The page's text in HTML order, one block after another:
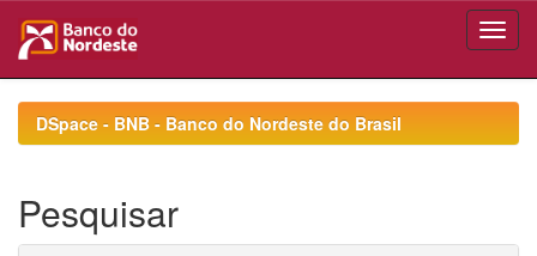
navigationDSpace - BNB - Banco do Nordeste do Brasil
Pesquisar